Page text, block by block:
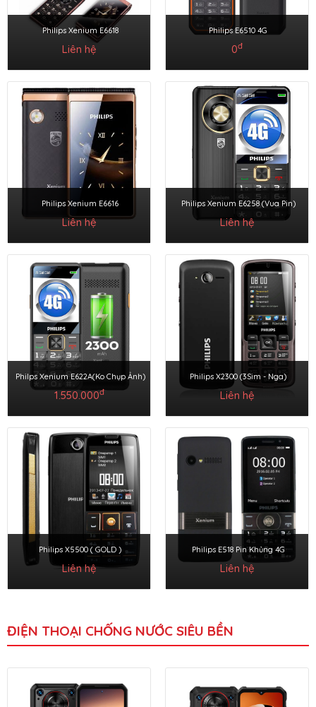
Philips Xenium E6618
Liên hệ
Philips E6510 4G
0đ
Philips Xenium E6616
Liên hệ
Philips Xenium E6258 (Vua Pin)
Liên hệ
Philps Xenium E622A(Ko Chụp Ảnh)
1.550.000đ
Philips X2300 (3Sim - Nga)
Liên hệ
Philips X5500 ( GOLD )
Liên hệ
Philips E518 Pin Khủng 4G
Liên hệ
ĐIỆN THOẠI CHỐNG NƯỚC SIÊU BỀN